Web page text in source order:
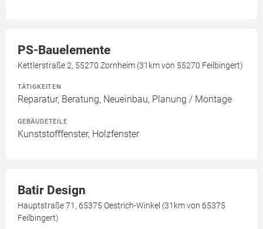
PS-Bauelemente
Kettlerstraße 2, 55270 Zornheim (31km von 55270 Feilbingert)
TÄTIGKEITEN
Reparatur, Beratung, Neueinbau, Planung / Montage
GEBÄUDETEILE
Kunststofffenster, Holzfenster
Batir Design
Hauptstraße 71, 65375 Oestrich-Winkel (31km von 65375
Feilbingert)